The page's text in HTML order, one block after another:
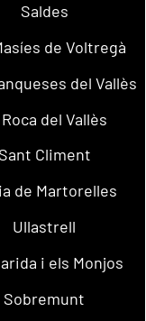
Saldes
de Voltregà
del Vallès
del Vallès
Sant Climent
de Martorelles
Ullastrell
i els Monjos
Sobremunt